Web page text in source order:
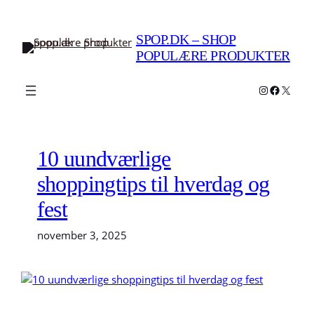
indhold
SPOP.DK – SHOP
POPULÆRE PRODUKTER
Instagram
X
10 uundværlige
shoppingtips til hverdag og
fest
november 3, 2025